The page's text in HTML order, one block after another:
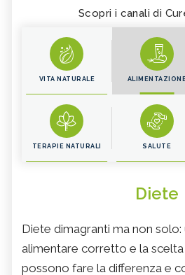
Scopri i canali di
VITA NATURALE
TERAPIE NATURALI SALUTE
Diete
Diete dimagranti ma non solo:
alimentare corretto e la
possono fare la differenza e